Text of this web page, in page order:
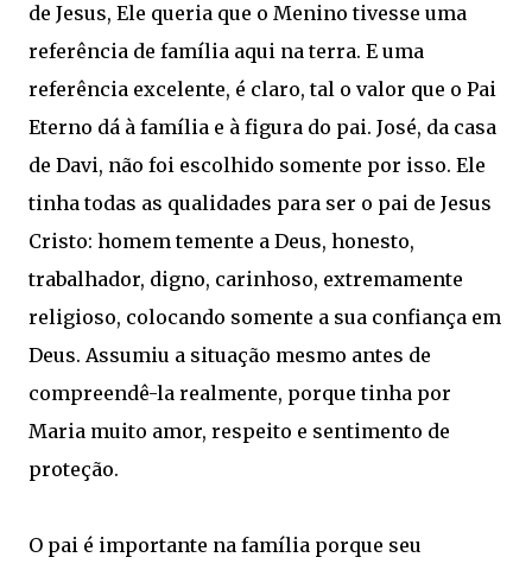
de Jesus, Ele queria que o Menino tivesse uma
referência de família aqui na terra. E uma
referência excelente, é claro, tal o valor que o Pai
Eterno dá à família e à figura do pai. José, da casa
de Davi, não foi escolhido somente por isso. Ele
tinha todas as qualidades para ser o pai de Jesus
Cristo: homem temente a Deus, honesto,
trabalhador, digno, carinhoso, extremamente
religioso, colocando somente a sua confiança em
Deus. Assumiu a situação mesmo antes de
compreendê-la realmente, porque tinha por
Maria muito amor, respeito e sentimento de
proteção.
O pai é importante na família porque seu